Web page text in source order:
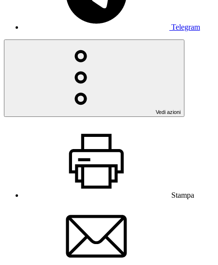
Telegram
Vedi azioni
Stampa